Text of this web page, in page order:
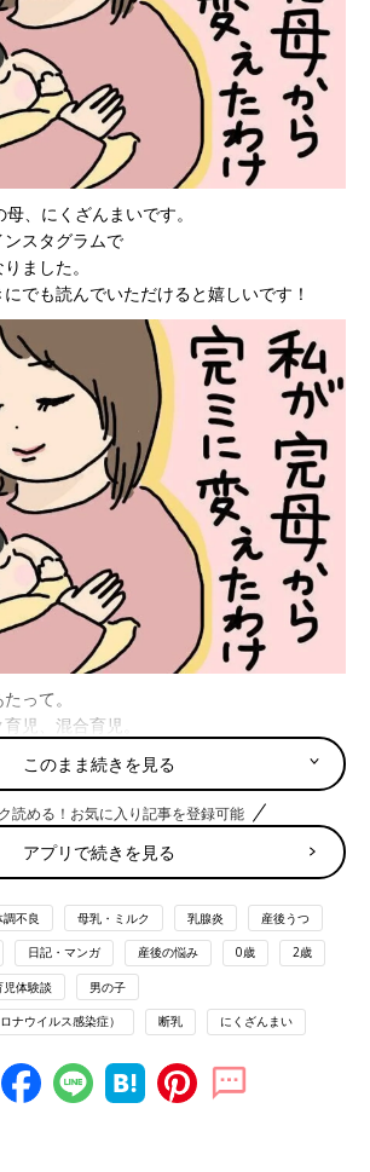
、にくざんまいです。
スタグラムで
ました。
でも読んでいただけると嬉しいです！
って。
児、混合育児。
と言っているのでは
ちになり、こんな事があり、
。というお話です。
話かに分けさせていただきました。
ミルクで悩んでいる方がいたら
でも肩の荷が降りれば良いなと思って
した。
たにくざんまい。
このまま続きを見る
読める！お気に入り記事を登録可能
アプリで続きを見る
調不良 母乳・ミルク 乳腺炎 産後うつ
日記・マンガ 産後の悩み 0歳 2歳
児体験談 男の子
ナウイルス感染症） 断乳 にくざんまい